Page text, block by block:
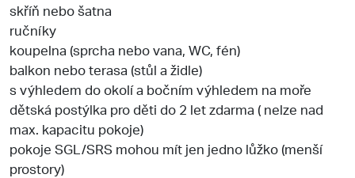
skříň nebo šatna
ručníky
koupelna (sprcha nebo vana, WC, fén)
balkon nebo terasa (stůl a židle)
s výhledem do okolí a bočním výhledem na moře
dětská postýlka pro děti do 2 let zdarma ( nelze nad
max. kapacitu pokoje)
pokoje SGL/SRS mohou mít jen jedno lůžko (menší
prostory)